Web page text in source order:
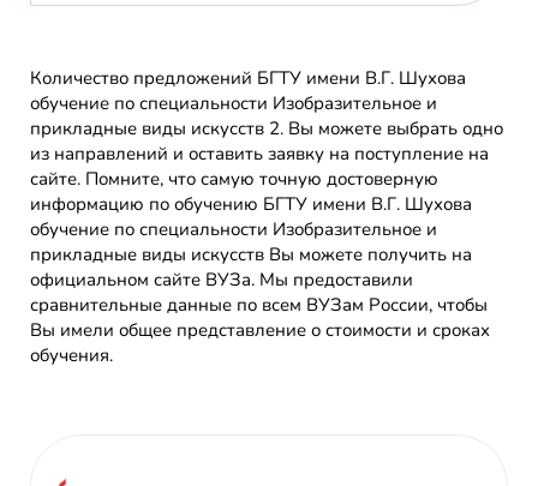
Количество предложений БГТУ имени В.Г. Шухова
обучение по специальности Изобразительное и
прикладные виды искусств 2. Вы можете выбрать одно
из направлений и оставить заявку на поступление на
сайте. Помните, что самую точную достоверную
информацию по обучению БГТУ имени В.Г. Шухова
обучение по специальности Изобразительное и
прикладные виды искусств Вы можете получить на
официальном сайте ВУЗа. Мы предоставили
сравнительные данные по всем ВУЗам России, чтобы
Вы имели общее представление о стоимости и сроках
обучения.